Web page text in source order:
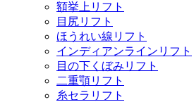
額挙上リフト
目尻リフト
ほうれい線リフト
インディアンラインリフト
目の下くぼみリフト
二重顎リフト
糸セラリフト